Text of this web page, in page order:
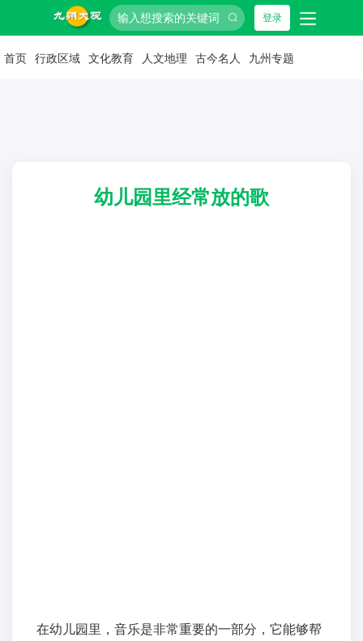
登录
首页 行政区域 文化教育 人文地理 古今名人 九州专题
幼儿园里经常放的歌
在幼儿园里，音乐是非常重要的一部分，它能够帮